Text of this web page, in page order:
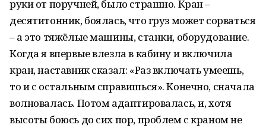
руки от поручней, было страшно. Кран –
десятитонник, боялась, что груз может сорваться
– а это тяжёлые машины, станки, оборудование.
Когда я впервые влезла в кабину и включила
кран, наставник сказал: «Раз включать умеешь,
то и с остальным справишься». Конечно, сначала
волновалась. Потом адаптировалась, и, хотя
высоты боюсь до сих пор, проблем с краном не